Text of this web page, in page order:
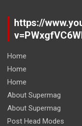
https://
Home
Home
Home
About Supermag
About Supermag
Post Head Modes